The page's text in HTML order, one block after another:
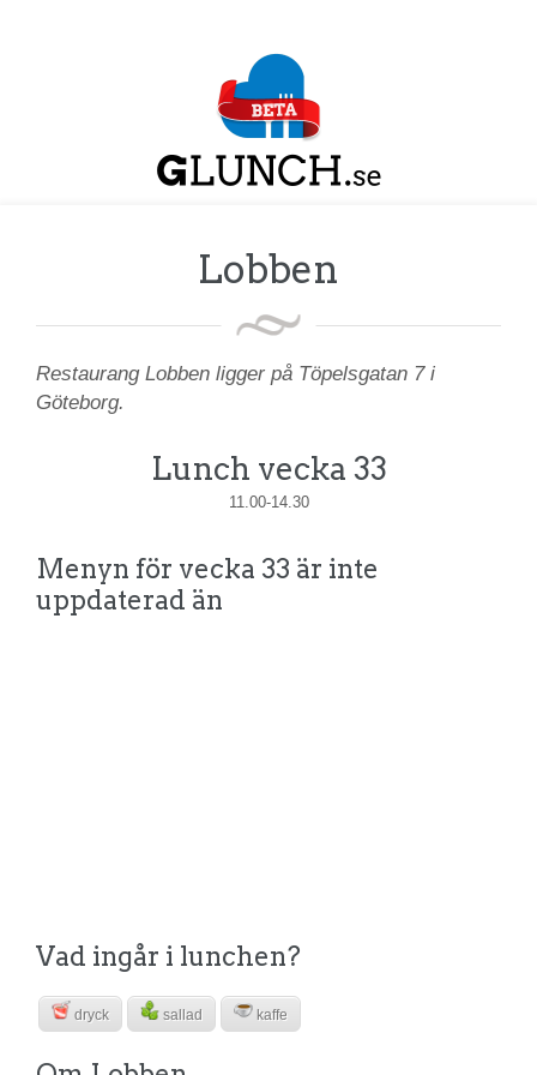
Lobben
Restaurang Lobben ligger på Töpelsgatan 7 i
Göteborg.
Lunch vecka 33
11.00-14.30
Menyn för vecka 33 är inte
uppdaterad än
Vad ingår i lunchen?
dryck sallad kaffe